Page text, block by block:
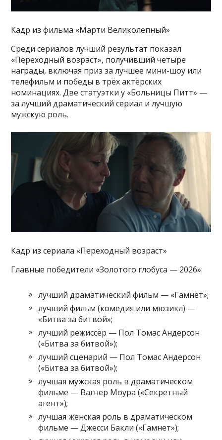
Кадр из фильма «Марти Великолепный»
Среди сериалов лучший результат показал
«Переходный возраст», получивший четыре
награды, включая приз за лучшее мини-шоу или
телефильм и победы в трёх актёрских
номинациях. Две статуэтки у «Больницы Питт» —
за лучший драматический сериал и лучшую
мужскую роль.
Кадр из сериала «Переходный возраст»
Главные победители «Золотого глобуса — 2026»:
лучший драматический фильм — «Гамнет»;
лучший фильм (комедия или мюзикл) —
«Битва за битвой»;
лучший режиссёр — Пол Томас Андерсон
(«Битва за битвой»);
лучший сценарий — Пол Томас Андерсон
(«Битва за битвой»);
лучшая мужская роль в драматическом
фильме — Вагнер Моура («Секретный
агент»);
лучшая женская роль в драматическом
фильме — Джесси Бакли («Гамнет»);